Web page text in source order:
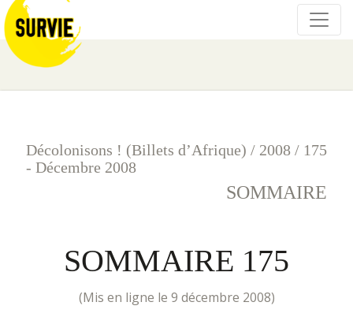
Décolonisons ! (Billets d’Afrique) / 2008 / 175
- Décembre 2008
SOMMAIRE
SOMMAIRE 175
(mis en ligne le 9 décembre 2008)